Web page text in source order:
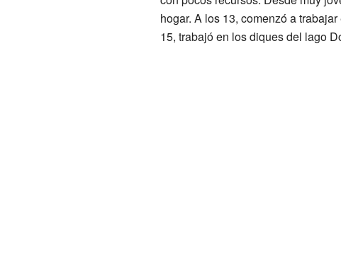
hogar. A los 13, comenzó a
15, trabajó en los diques del lago